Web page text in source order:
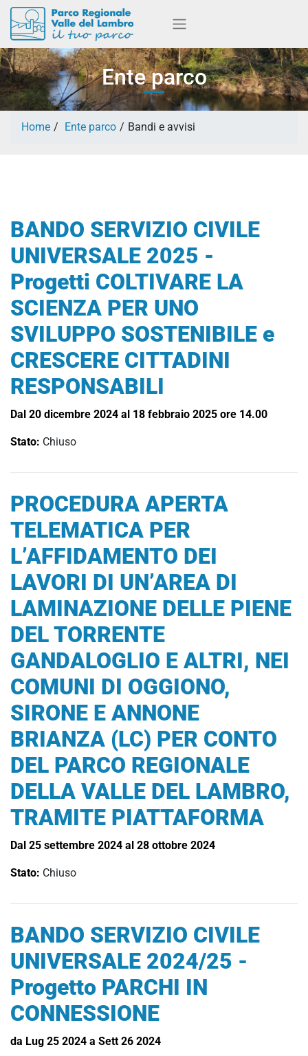
Ente parco
Home Ente parco Bandi e avvisi
BANDO SERVIZIO CIVILE
UNIVERSALE 2025 -
Progetti COLTIVARE LA
SCIENZA PER UNO
SVILUPPO SOSTENIBILE e
CRESCERE CITTADINI
RESPONSABILI
Dal 20 dicembre 2024 al 18 febbraio 2025 ore 14.00
Stato: Chiuso
PROCEDURA APERTA
TELEMATICA PER
L’AFFIDAMENTO DEI
LAVORI DI UN’AREA DI
LAMINAZIONE DELLE PIENE
DEL TORRENTE
GANDALOGLIO E ALTRI, NEI
COMUNI DI OGGIONO,
SIRONE E ANNONE
BRIANZA (LC) PER CONTO
DEL PARCO REGIONALE
DELLA VALLE DEL LAMBRO,
TRAMITE PIATTAFORMA
Dal 25 settembre 2024 al 28 ottobre 2024
Stato: Chiuso
BANDO SERVIZIO CIVILE
UNIVERSALE 2024/25 -
Progetto PARCHI IN
CONNESSIONE
da Lug 25 2024 a Sett 26 2024